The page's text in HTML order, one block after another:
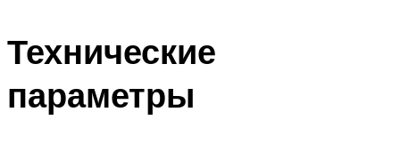
Технические
параметры